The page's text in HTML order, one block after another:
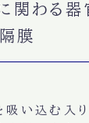
わる器
膜
吸い込む 入